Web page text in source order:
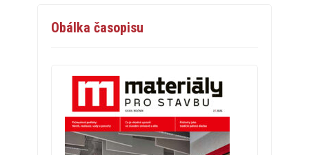
Obálka časopisu